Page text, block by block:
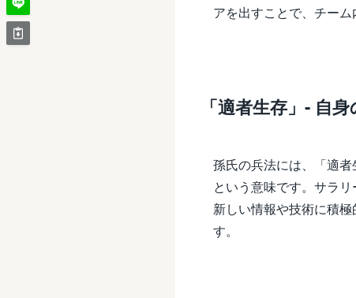
アを出すことで、チーム
「適者生存」- 自
孫氏の兵法には、「適
という意味です。サラ
新しい情報や技術に積
す。